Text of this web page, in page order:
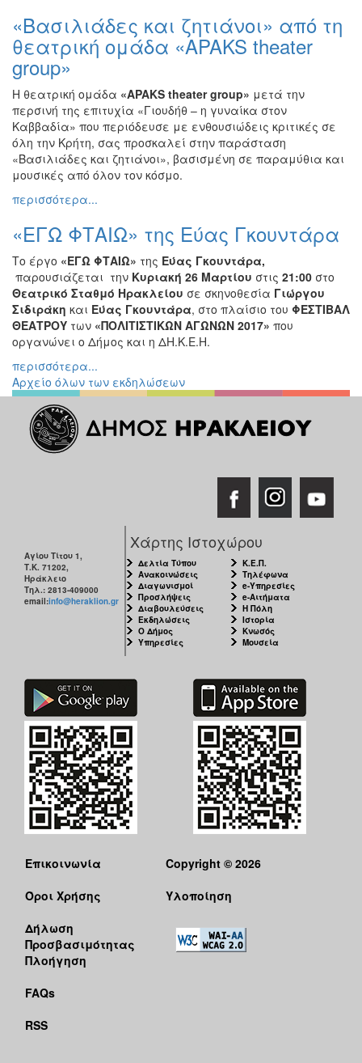
Εκδηλώσεις
για
Παιδιά
Άλλες
Εκδηλώσεις
ΤΟΠΟΣ
ΔΗΜΟΣ
ΠΟΛΙΤΙΣΜΟΣ
ΑΝΘΕΚΤΙΚΗ
ΠΟΛΗ
«Βασιλιάδες και ζητιάνοι» από τη
θεατρική ομάδα «APAKS theater
group»
Η θεατρική ομάδα «APAKS theater group» μετά την
περσινή της επιτυχία «Γιουδήθ – η γυναίκα στον
Καββαδία» που περιόδευσε με ενθουσιώδεις κριτικές σε
όλη την Κρήτη, σας προσκαλεί στην παράσταση
«Βασιλιάδες και ζητιάνοι», βασισμένη σε παραμύθια και
μουσικές από όλον τον κόσμο.
περισσότερα...
«ΕΓΩ ΦΤΑΙΩ» της Εύας Γκουντάρα
Το έργο «ΕΓΩ ΦΤΑΙΩ» της Εύας Γκουντάρα,
παρουσιάζεται την Κυριακή 26 Μαρτίου στις 21:00 στο
Θεατρικό Σταθμό Ηρακλείου σε σκηνοθεσία Γιώργου
Σιδιράκη και Εύας Γκουντάρα, στο πλαίσιο του ΦΕΣΤΙΒΑΛ
ΘΕΑΤΡΟΥ των «ΠΟΛΙΤΙΣΤΙΚΩΝ ΑΓΩΝΩΝ 2017» που
οργανώνει ο Δήμος και η ΔΗ.Κ.Ε.Η.
περισσότερα...
Αρχείο όλων των εκδηλώσεων
Αγίου Τίτου 1,
Τ.Κ. 71202,
Ηράκλειο
Τηλ.: 2813-409000
email:info@heraklion.gr
Χάρτης Ιστοχώρου
Δελτία Τύπου
Ανακοινώσεις
Διαγωνισμοί
Προσλήψεις
Διαβουλεύσεις
Εκδηλώσεις
Ο Δήμος
Υπηρεσίες
Κ.Ε.Π.
Τηλέφωνα
e-Υπηρεσίες
e-Αιτήματα
Η Πόλη
Ιστορία
Κνωσός
Μουσεία
Επικοινωνία
Όροι Χρήσης
Δήλωση
Προσβασιμότητας
Πλοήγηση
FAQs
RSS
Copyright © 2026
Υλοποίηση